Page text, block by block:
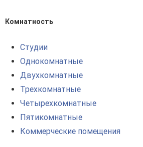
Комнатность
Студии
Однокомнатные
Двухкомнатные
Трехкомнатные
Четырехкомнатные
Пятикомнатные
Коммерческие помещения